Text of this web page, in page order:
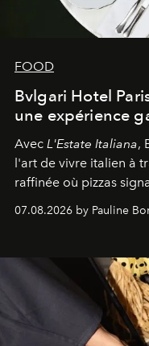
FOOD
Bvlgari Hotel
une expérience
Avec L'Estate Italiana,
l'art de vivre italien à
raffinée où pizzas
d'exception
07.08.2026 by Pauline